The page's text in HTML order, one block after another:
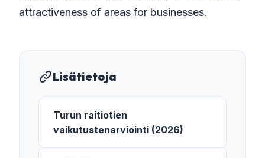
attractiveness of areas for businesses.
Lisätietoja
Turun raitiotien
vaikutustenarviointi (2026)